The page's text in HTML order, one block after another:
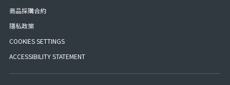
商品採購合約
隱私政策
COOKIES SETTINGS
ACCESSIBILITY STATEMENT